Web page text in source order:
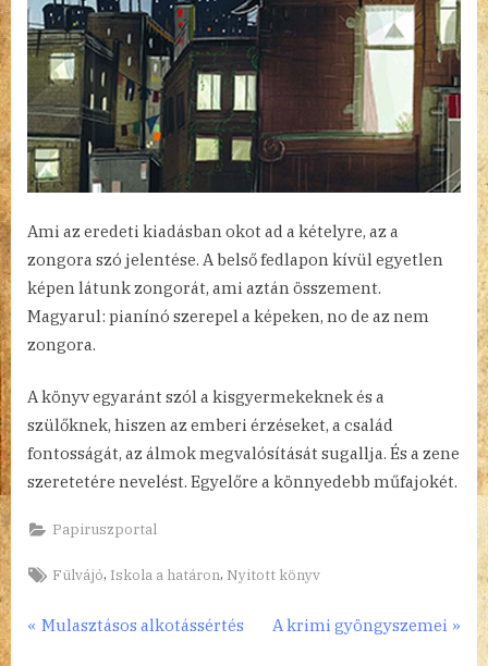
Ami az eredeti kiadásban okot ad a kételyre, az a
zongora szó jelentése. A belső fedlapon kívül egyetlen
képen látunk zongorát, ami aztán összement.
Magyarul: pianínó szerepel a képeken, no de az nem
zongora.
A könyv egyaránt szól a kisgyermekeknek és a
szülőknek, hiszen az emberi érzéseket, a család
fontosságát, az álmok megvalósítását sugallja. És a zene
szeretetére nevelést. Egyelőre a könnyedebb műfajokét.
Papiruszportal
Tags:
Fülvájó, Iskola a határon, Nyitott könyv
Bejegyzés
P
Mulasztásos alkotássértés
N
A krimi gyöngyszemei